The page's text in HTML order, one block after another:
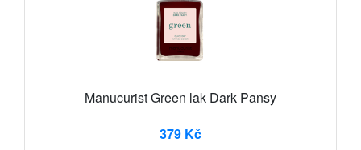
Manucurist Green lak Dark Pansy
379 Kč